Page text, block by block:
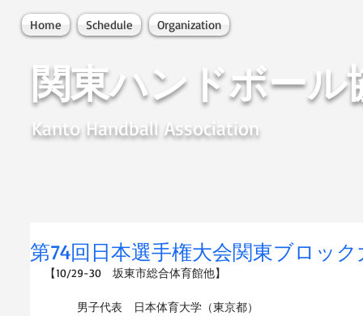
Home Schedule Organization
関東ハンドボール
Kanto Handball Association
第74回日本選手権大会関東ブロッ
【10/29-30　坂東市総合体育館他】
男子代表　日本体育大学（東京都）